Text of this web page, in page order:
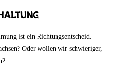
ist ein Richtungsentscheid.
Oder wollen wir schwieriger,